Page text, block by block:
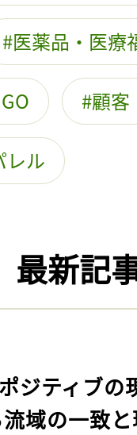
医薬品・医療
顧客
レル
最新記
ジティブの
域の一致